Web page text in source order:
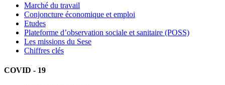
Marché du travail
Conjoncture économique et emploi
Etudes
Plateforme d’observation sociale et sanitaire (POSS)
Les missions du Sese
Chiffres clés
COVID - 19